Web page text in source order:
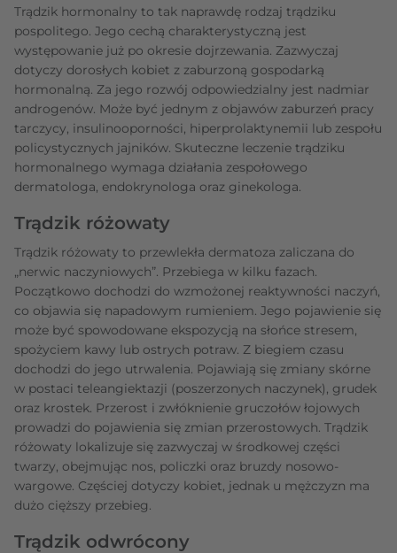
Trądzik hormonalny to tak naprawdę rodzaj trądziku
pospolitego. Jego cechą charakterystyczną jest
występowanie już po okresie dojrzewania. Zazwyczaj
dotyczy dorosłych kobiet z zaburzoną gospodarką
hormonalną. Za jego rozwój odpowiedzialny jest nadmiar
androgenów. Może być jednym z objawów zaburzeń pracy
tarczycy, insulinooporności, hiperprolaktynemii lub zespołu
policystycznych jajników. Skuteczne leczenie trądziku
hormonalnego wymaga działania zespołowego
dermatologa, endokrynologa oraz ginekologa.
Trądzik różowaty
Trądzik różowaty to przewlekła dermatoza zaliczana do
„nerwic naczyniowych”. Przebiega w kilku fazach.
Początkowo dochodzi do wzmożonej reaktywności naczyń,
co objawia się napadowym rumieniem. Jego pojawienie się
może być spowodowane ekspozycją na słońce stresem,
spożyciem kawy lub ostrych potraw. Z biegiem czasu
dochodzi do jego utrwalenia. Pojawiają się zmiany skórne
w postaci teleangiektazji (poszerzonych naczynek), grudek
oraz krostek. Przerost i zwłóknienie gruczołów łojowych
prowadzi do pojawienia się zmian przerostowych. Trądzik
różowaty lokalizuje się zazwyczaj w środkowej części
twarzy, obejmując nos, policzki oraz bruzdy nosowo-
wargowe. Częściej dotyczy kobiet, jednak u mężczyzn ma
dużo cięższy przebieg.
Trądzik odwrócony